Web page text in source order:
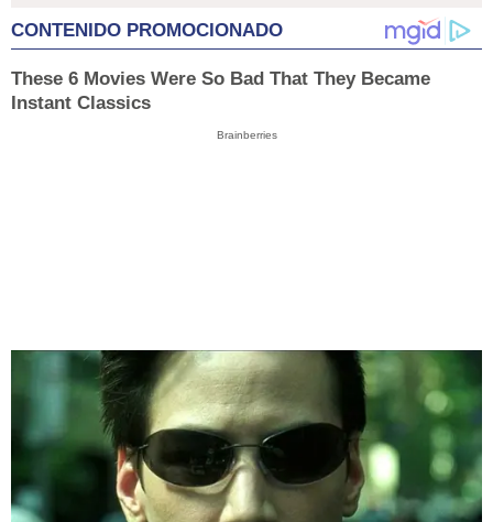
CONTENIDO PROMOCIONADO
These 6 Movies Were So Bad That They Became
Instant Classics
Brainberries